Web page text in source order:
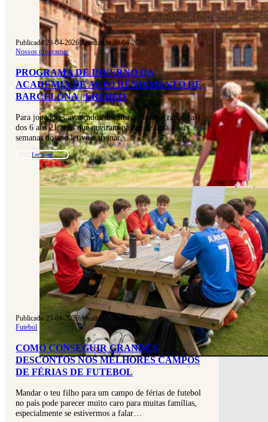
Publicado 29-04-2026|Atualizado 29-04-2026
Nossos programas
PROGRAMA DE INVERNO DA
ACADEMIA DE ALTO RENDIMENTO DE
BARCELONA | ERTHEO
Para jogadores avançados/de elite (rapazes e raparigas)
dos 6 aos 21 anos que queiram passar de uma a seis
semanas do ano letivo a treinar…
Ler mais
Publicado 23-04-2026|Atualizado 23-04-2026
Futebol
COMO CONSEGUIR GRANDES
DESCONTOS NOS MELHORES CAMPOS
DE FÉRIAS DE FUTEBOL
Mandar o teu filho para um campo de férias de futebol
no país pode parecer muito caro para muitas famílias,
especialmente se estivermos a falar…